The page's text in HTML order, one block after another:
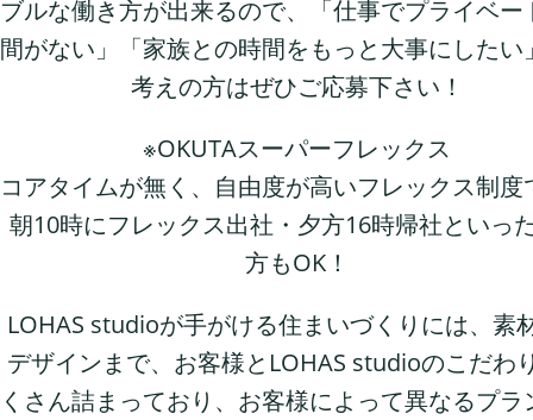
ブルな働き方が出来るので、「仕事でプライベー
間がない」「家族との時間をもっと大事にしたい
考えの方はぜひご応募下さい！
※OKUTAスーパーフレックス
コアタイムが無く、自由度が高いフレックス制度
朝10時にフレックス出社・夕方16時帰社といっ
方もOK！
LOHAS studioが手がける住まいづくりには、素
デザインまで、お客様とLOHAS studioのこだわ
くさん詰まっており、お客様によって異なるプラ